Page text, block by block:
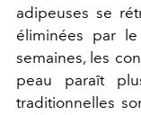
adipeuses se
éliminées par
semaines, les
peau paraît
traditionnelles